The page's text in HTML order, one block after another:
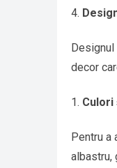
decor
Culori
Pentru a
albastru,